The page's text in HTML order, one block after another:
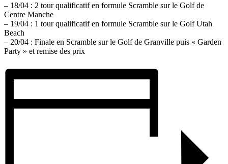
– 18/04 : 2 tour qualificatif en formule Scramble sur le Golf de
Centre Manche
– 19/04 : 1 tour qualificatif en formule Scramble sur le Golf Utah
Beach
– 20/04 : Finale en Scramble sur le Golf de Granville puis « Garden
Party » et remise des prix